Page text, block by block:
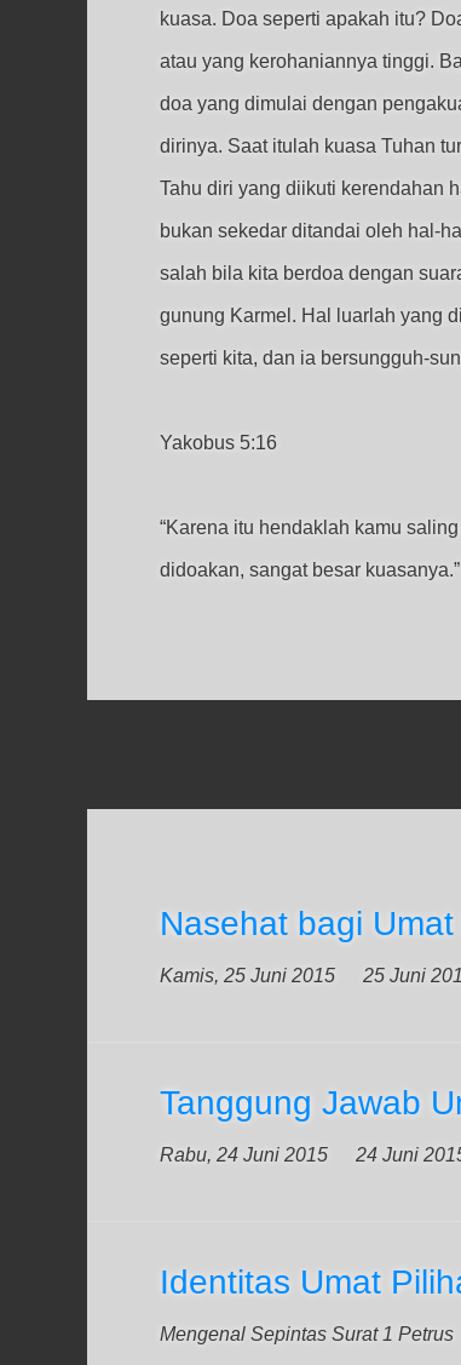
kuasa. Doa seperti apakah itu?
atau yang kerohaniannya tinggi.
doa yang dimulai dengan
dirinya. Saat itulah kuasa Tuhan
Tahu diri yang diikuti kerendahan
bukan sekedar ditandai oleh hal-
salah bila kita berdoa dengan
gunung Karmel. Hal luarlah yang
seperti kita, dan ia bersungguh-
Yakobus 5:16
“Karena itu hendaklah kamu
didoakan, sangat besar kuasanya.”
Nasehat bagi
Kamis, 25 Juni 2015 25 Juni
Tanggung Jawab
Rabu, 24 Juni 2015 24 Juni
Identitas Umat
Mengenal Sepintas Surat 1 Petrus